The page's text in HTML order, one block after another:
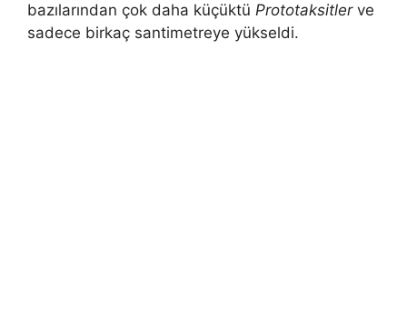
bazılarından çok daha küçüktü Prototaksitler ve
sadece birkaç santimetreye yükseldi.